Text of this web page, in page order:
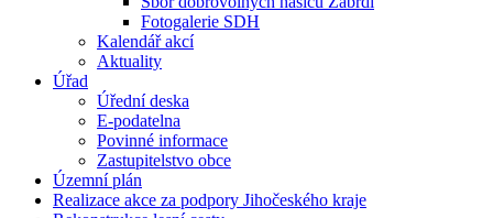
Fotogalerie SDH
Kalendář akcí
Aktuality
Úřad
Úřední deska
E-podatelna
Povinné informace
Zastupitelstvo obce
Územní plán
Realizace akce za podpory Jihočeského kraje